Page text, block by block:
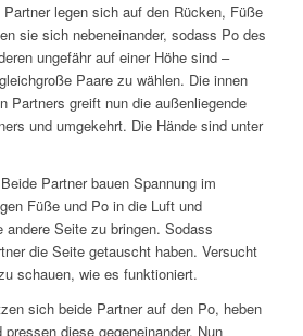
legen sich auf den Rücken, Füße
sie sich nebeneinander, sodass Po des
ungefähr auf einer Höhe sind –
Paare zu wählen. Die innen
Partners greift nun die außenliegende
und umgekehrt. Die Hände sind unter
Partner bauen Spannung im
Füße und Po in die Luft und
Seite zu bringen. Sodass
die Seite getauscht haben. Versucht
schauen, wie es funktioniert.
sich beide Partner auf den Po, heben
diese gegeneinander. Nun